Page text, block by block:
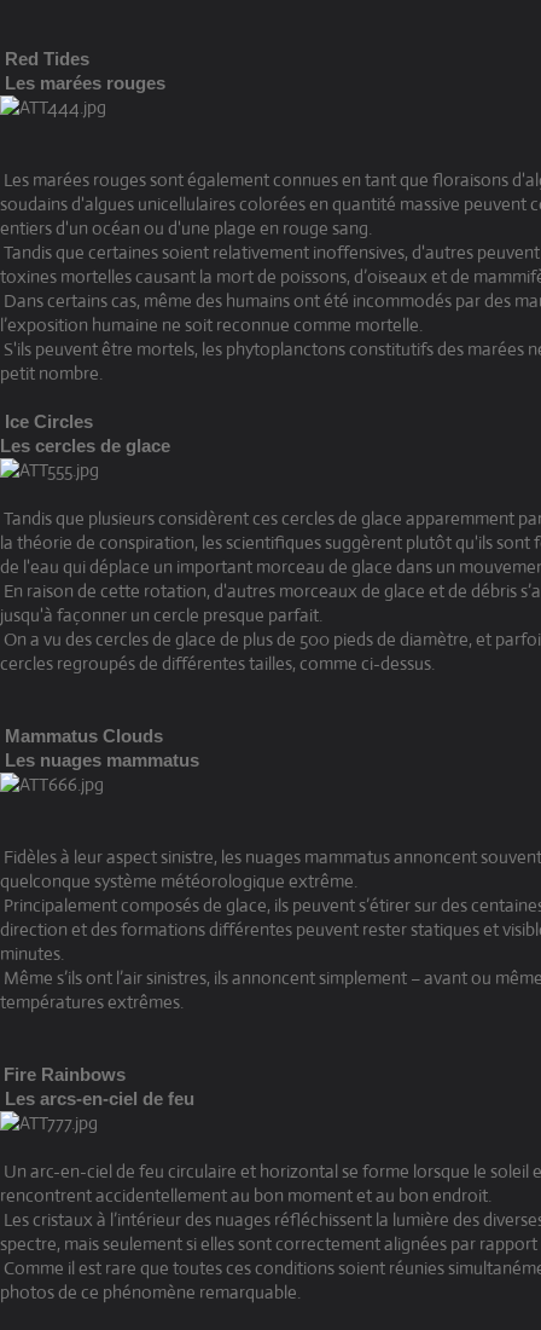
Red Tides
Les marées rouges
Les marées rouges sont également connues en tant que floraisons
soudains d'algues unicellulaires colorées en quantité massive peuvent
entiers d'un océan ou d'une plage en rouge sang.
Tandis que certaines soient relativement inoffensives, d'autres
toxines mortelles causant la mort de poissons, d’oiseaux et de
Dans certains cas, même des humains ont été incommodés par des
l’exposition humaine ne soit reconnue comme mortelle.
S'ils peuvent être mortels, les phytoplanctons constitutifs des marées
petit nombre.
Ice Circles
Les cercles de glace
Tandis que plusieurs considèrent ces cercles de glace apparemment
la théorie de conspiration, les scientifiques suggèrent plutôt qu'ils sont
de l'eau qui déplace un important morceau de glace dans un
En raison de cette rotation, d'autres morceaux de glace et de débris
jusqu'à façonner un cercle presque parfait.
On a vu des cercles de glace de plus de 500 pieds de diamètre, et
cercles regroupés de différentes tailles, comme ci-dessus.
Mammatus Clouds
Les nuages mammatus
Fidèles à leur aspect sinistre, les nuages mammatus annoncent
quelconque système météorologique extrême.
Principalement composés de glace, ils peuvent s’étirer sur des
direction et des formations différentes peuvent rester statiques et
minutes.
Même s’ils ont l’air sinistres, ils annoncent simplement – avant ou
températures extrêmes.
Fire Rainbows
Les arcs-en-ciel de feu
Un arc-en-ciel de feu circulaire et horizontal se forme lorsque le soleil
rencontrent accidentellement au bon moment et au bon endroit.
Les cristaux à l’intérieur des nuages réfléchissent la lumière des
spectre, mais seulement si elles sont correctement alignées par
Comme il est rare que toutes ces conditions soient réunies
photos de ce phénomène remarquable.